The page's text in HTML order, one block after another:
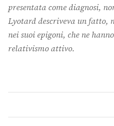
About
The Abstract
presentata come diagnosi,
Lyotard descriveva un fatto,
nei suoi epigoni, che ne
relativismo attivo.